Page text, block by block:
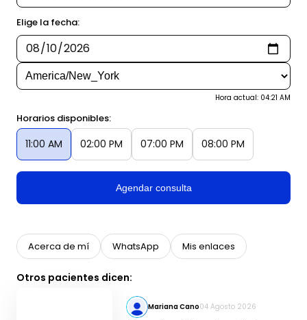
Elige la fecha:
Hora actual: 04:21 AM
Horarios disponibles:
11:00 AM 02:00 PM 07:00 PM 08:00 PM
Agendar consulta
Acerca de mí WhatsApp Mis enlaces
Otros pacientes dicen:
Mariana Cano04 Agosto 2026